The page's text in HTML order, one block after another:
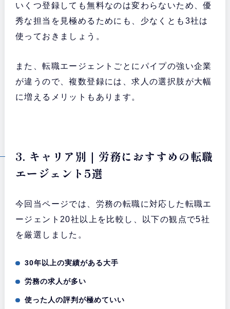
いくつ登録しても無料なのは変わらないため、優
秀な担当を見極めるためにも、少なくとも3社は
使っておきましょう。
また、転職エージェントごとにパイプの強い企業
が違うので、複数登録には、求人の選択肢が大幅
に増えるメリットもあります。
3. キャリア別｜労務におすすめの転職
エージェント5選
今回当ページでは、労務の転職に対応した転職エ
ージェント20社以上を比較し、以下の観点で5社
を厳選しました。
30年以上の実績がある大手
労務の求人が多い
使った人の評判が極めていい